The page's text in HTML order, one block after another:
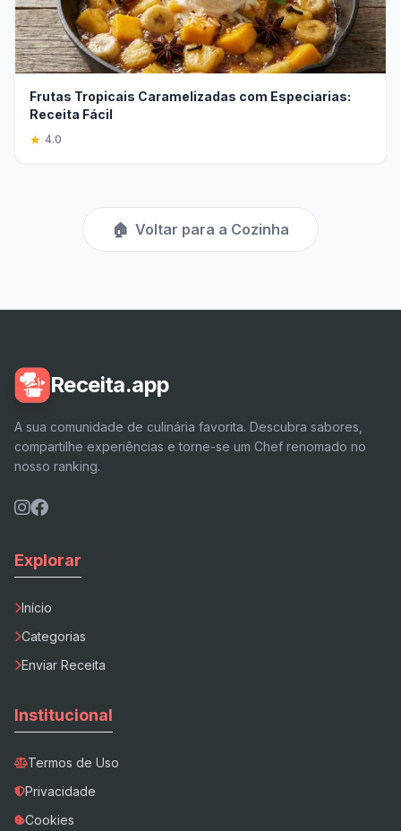
Frutas Tropicais Caramelizadas com Especiarias:
Receita Fácil
★ 4.0
🏠 Voltar para a Cozinha
Receita.app
A sua comunidade de culinária favorita. Descubra sabores,
compartilhe experiências e torne-se um Chef renomado no
nosso ranking.
Explorar
Início
Categorias
Enviar Receita
Institucional
Termos de Uso
Privacidade
Cookies